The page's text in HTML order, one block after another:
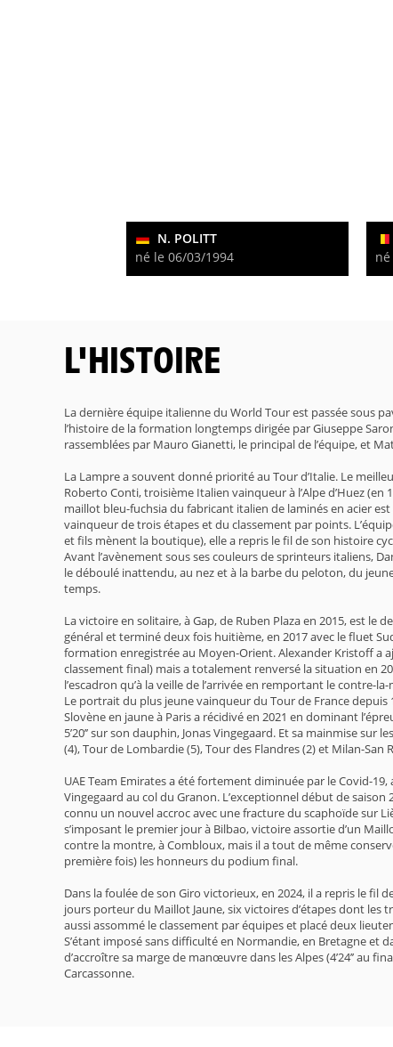
N. POLITT
né le 06/03/1994
L'HISTOIRE
La dernière équipe italienne du World Tour est passée sous
l’histoire de la formation longtemps dirigée par Giuseppe
rassemblées par Mauro Gianetti, le principal de l’équipe, et
La Lampre a souvent donné priorité au Tour d’Italie. Le
Roberto Conti, troisième Italien vainqueur à l’Alpe d’Huez
maillot bleu-fuchsia du fabricant italien de laminés en acier
vainqueur de trois étapes et du classement par points.
et fils mènent la boutique), elle a repris le fil de son histoire
Avant l’avènement sous ses couleurs de sprinteurs italiens,
le déboulé inattendu, au nez et à la barbe du peloton, du
temps.
La victoire en solitaire, à Gap, de Ruben Plaza en 2015, est le
général et terminé deux fois huitième, en 2017 avec le fluet
formation enregistrée au Moyen-Orient. Alexander Kristoff a
classement final) mais a totalement renversé la situation en
l’escadron qu’à la veille de l’arrivée en remportant le contre-
Le portrait du plus jeune vainqueur du Tour de France depuis
Slovène en jaune à Paris a récidivé en 2021 en dominant
5’20’’ sur son dauphin, Jonas Vingegaard. Et sa mainmise
(4), Tour de Lombardie (5), Tour des Flandres (2) et Milan-
UAE Team Emirates a été fortement diminuée par le Covid-
Vingegaard au col du Granon. L’exceptionnel début de
connu un nouvel accroc avec une fracture du scaphoïde sur
s’imposant le premier jour à Bilbao, victoire assortie d’un
contre la montre, à Combloux, mais il a tout de même
première fois) les honneurs du podium final.
Dans la foulée de son Giro victorieux, en 2024, il a repris le fil
jours porteur du Maillot Jaune, six victoires d’étapes dont les
aussi assommé le classement par équipes et placé deux
S’étant imposé sans difficulté en Normandie, en Bretagne et
d’accroître sa marge de manœuvre dans les Alpes (4’24’’ au
Carcassonne.